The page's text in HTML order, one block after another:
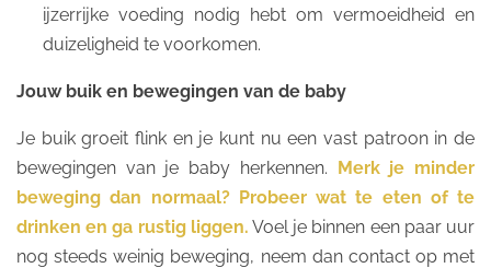
ijzerrijke voeding nodig hebt om vermoeidheid en
duizeligheid te voorkomen.
Jouw buik en bewegingen van de baby
Je buik groeit flink en je kunt nu een vast patroon in de
bewegingen van je baby herkennen. Merk je minder
beweging dan normaal? Probeer wat te eten of te
drinken en ga rustig liggen. Voel je binnen een paar uur
nog steeds weinig beweging, neem dan contact op met